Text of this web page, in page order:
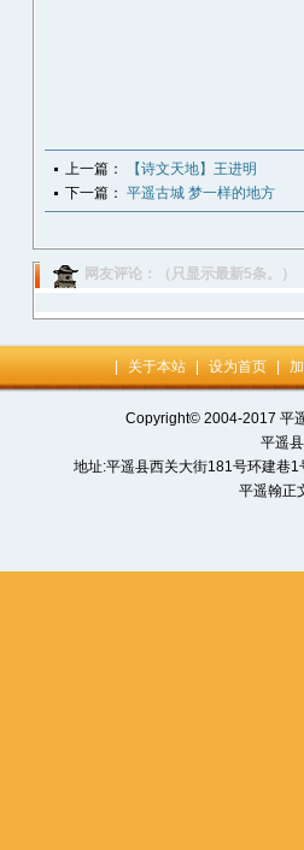
上一篇：
【诗文天地】王进明
下一篇： 平遥古城 梦一样的地方
网友评论：（只显示最新5条。）
关于本站 设为首页
Copyright© 2004-2017 平
平遥
地址:平遥县西关大街181号环建
平遥翰正